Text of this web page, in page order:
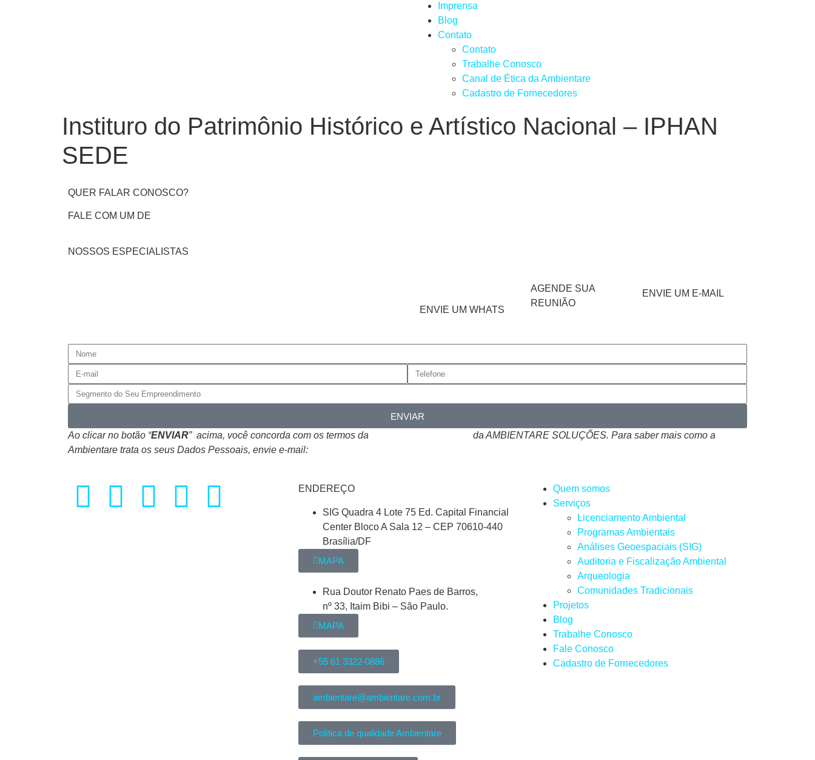
Imprensa
Blog
Contato
Contato
Trabalhe Conosco
Canal de Ética da Ambientare
Cadastro de Fornecedores
Instituro do Patrimônio Histórico e Artístico Nacional – IPHAN
SEDE
QUER FALAR CONOSCO?
FALE COM UM DE
NOSSOS ESPECIALISTAS
ENVIE UM WHATS
AGENDE SUA
REUNIÃO
ENVIE UM E-MAIL
ENVIAR
Ao clicar no botão “ENVIAR” acima, você concorda com os termos da
da AMBIENTARE SOLUÇÕES. Para saber mais como a
Ambientare trata os seus Dados Pessoais, envie e-mail:
ENDEREÇO
SIG Quadra 4 Lote 75 Ed. Capital Financial
Center Bloco A Sala 12 – CEP 70610-440
Brasília/DF
MAPA
Rua Doutor Renato Paes de Barros,
nº 33, Itaim Bibi – São Paulo.
MAPA
+55 61 3322-0886
ambientare@ambientare.com.br
Política de qualidade Ambientare
Quem somos
Serviços
Licenciamento Ambiental
Programas Ambientais
Análises Geoespaciais (SIG)
Auditoria e Fiscalização Ambiental
Arqueologia
Comunidades Tradicionais
Projetos
Blog
Trabalhe Conosco
Fale Conosco
Cadastro de Fornecedores